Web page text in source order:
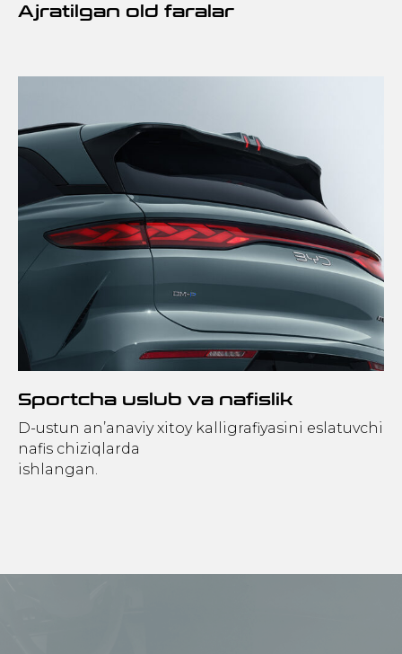
Ajratilgan old faralar
Sportcha uslub va nafislik
D-ustun an’anaviy xitoy kalligrafiyasini eslatuvchi
nafis chiziqlarda
ishlangan.